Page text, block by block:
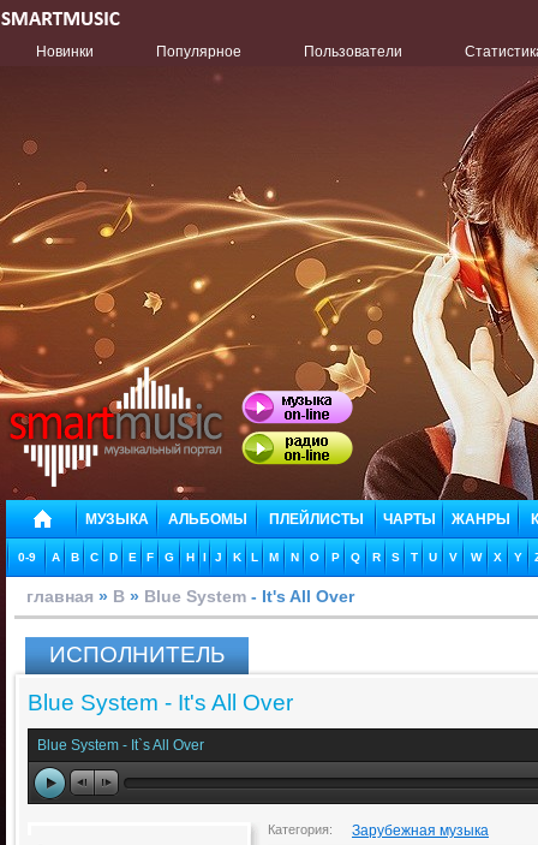
Новинки Популярное Пользователи
МУЗЫКА АЛЬБОМЫ ПЛЕЙЛИСТЫ ЧАРТЫ ЖАНРЫ
0-9 A B C D E F G H I J K L M N O P Q R S T U V W X Y
главная » B » Blue System - It's All Over
ИСПОЛНИТЕЛЬ
Blue System - It's All Over
Blue System - It`s All Over
Категория: Зарубежная музыка